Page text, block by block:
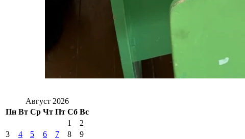
Август 2026
Пн Вт Ср Чт Пт Сб Вс
1
2
3
4 5 6 7 8
9